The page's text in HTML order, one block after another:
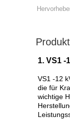
1. VS1
VS1 -12
die für
wichtige